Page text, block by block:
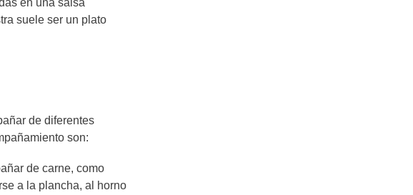
en una salsa
suele ser un plato
de diferentes
son:
de carne, como
a la plancha, al horno